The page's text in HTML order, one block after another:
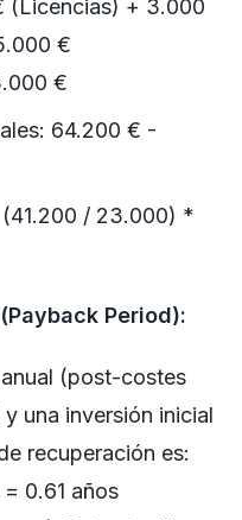
(Licencias) + 3.000
€
€
64.200 € -
(41.200 / 23.000) *
Period):
(post-costes
una inversión inicial
recuperación es:
0.61 años